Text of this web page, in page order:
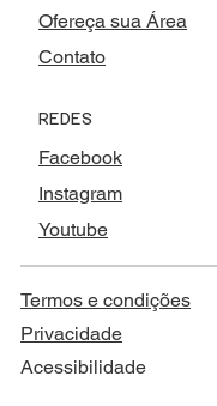
Ofereça sua Área
Contato
REDES
Facebook
Instagram
Youtube
Termos e condições
Privacidade
Acessibilidade